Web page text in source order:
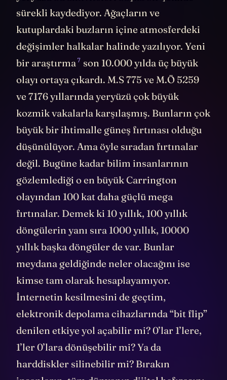
sürekli kaydediyor. Ağaçların ve
kutuplardaki buzların içine atmosferdeki
değişimler halkalar halinde yazılıyor. Yeni
bir araştırma 7 son 10.000 yılda üç büyük
olayı ortaya çıkardı. M.S 775 ve M.Ö 5259
ve 7176 yıllarında yeryüzü çok büyük
kozmik vakalarla karşılaşmış. Bunların çok
büyük bir ihtimalle güneş fırtınası olduğu
düşünülüyor. Ama öyle sıradan fırtınalar
değil. Bugüne kadar bilim insanlarının
gözlemlediği o en büyük Carrington
olayından 100 kat daha güçlü mega
fırtınalar. Demek ki 10 yıllık, 100 yıllık
döngülerin yanı sıra 1000 yıllık, 10000
yıllık başka döngüler de var. Bunlar
meydana geldiğinde neler olacağını ise
kimse tam olarak hesaplayamıyor.
İnternetin kesilmesini de geçtim,
elektronik depolama cihazlarında “bit flip”
denilen etkiye yol açabilir mi? 0’lar 1’lere,
1’ler 0’lara dönüşebilir mi? Ya da
harddiskler silinebilir mi? Bırakın